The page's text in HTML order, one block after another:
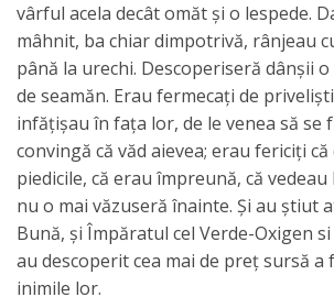
vârful acela decât omăt şi o lespede.
mâhnit, ba chiar dimpotrivă, rânjeau
până la urechi. Descoperiseră dânşii
de seamăn. Erau fermecaţi de
infăţişau în faţa lor, de le venea să se
convingă că văd aievea; erau fericiţi
piedicile, că erau împreună, că
nu o mai văzuseră înainte. Şi au ştiut
Bună, şi Împăratul cel Verde-Oxigen
au descoperit cea mai de preţ sursă a
inimile lor.